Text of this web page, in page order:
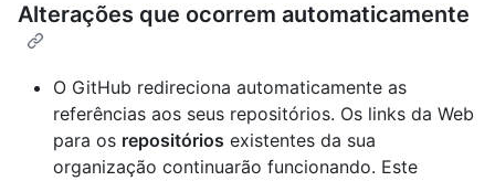
Alterações que ocorrem automaticamente
O GitHub redireciona automaticamente as
referências aos seus repositórios. Os links da Web
para os repositórios existentes da sua
organização continuarão funcionando. Este